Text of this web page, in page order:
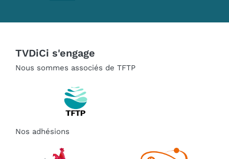
TVDiCi s'engage
Nous sommes associés de TFTP
Nos adhésions